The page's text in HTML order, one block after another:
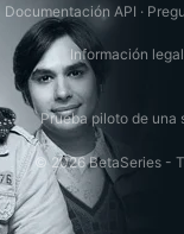
Documentación API ·
Información legal
Prueba piloto de una
© 2026 BetaSeries -